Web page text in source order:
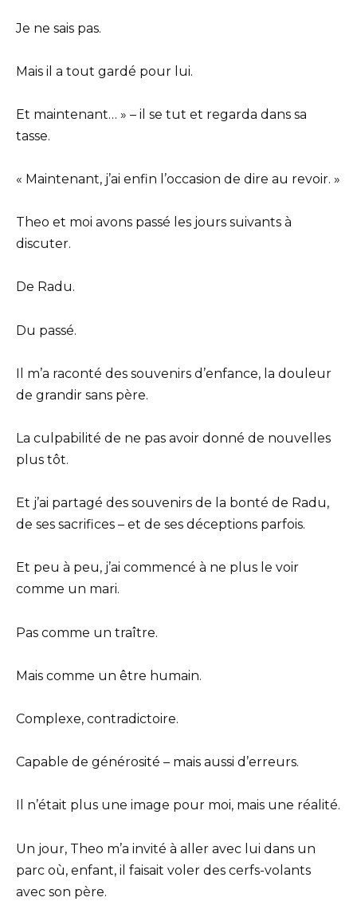
Je ne sais pas.
Mais il a tout gardé pour lui.
Et maintenant… » – il se tut et regarda dans sa
tasse.
« Maintenant, j’ai enfin l’occasion de dire au revoir. »
Theo et moi avons passé les jours suivants à
discuter.
De Radu.
Du passé.
Il m’a raconté des souvenirs d’enfance, la douleur
de grandir sans père.
La culpabilité de ne pas avoir donné de nouvelles
plus tôt.
Et j’ai partagé des souvenirs de la bonté de Radu,
de ses sacrifices – et de ses déceptions parfois.
Et peu à peu, j’ai commencé à ne plus le voir
comme un mari.
Pas comme un traître.
Mais comme un être humain.
Complexe, contradictoire.
Capable de générosité – mais aussi d’erreurs.
Il n’était plus une image pour moi, mais une réalité.
Un jour, Theo m’a invité à aller avec lui dans un
parc où, enfant, il faisait voler des cerfs-volants
avec son père.